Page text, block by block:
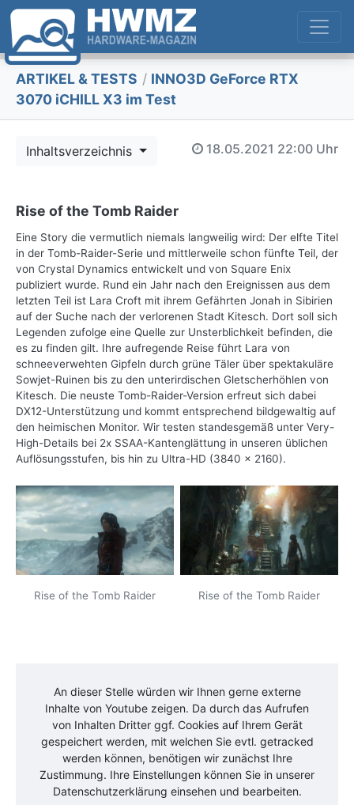
ARTIKEL & TESTS / INNO3D GeForce RTX
3070 iCHILL X3 im Test
Inhaltsverzeichnis 18.05.2021 22:00 Uhr
Rise of the Tomb Raider
Eine Story die vermutlich niemals langweilig wird: Der elfte Titel
in der Tomb-Raider-Serie und mittlerweile schon fünfte Teil, der
von Crystal Dynamics entwickelt und von Square Enix
publiziert wurde. Rund ein Jahr nach den Ereignissen aus dem
letzten Teil ist Lara Croft mit ihrem Gefährten Jonah in Sibirien
auf der Suche nach der verlorenen Stadt Kitesch. Dort soll sich
Legenden zufolge eine Quelle zur Unsterblichkeit befinden, die
es zu finden gilt. Ihre aufregende Reise führt Lara von
schneeverwehten Gipfeln durch grüne Täler über spektakuläre
Sowjet-Ruinen bis zu den unterirdischen Gletscherhöhlen von
Kitesch. Die neuste Tomb-Raider-Version erfreut sich dabei
DX12-Unterstützung und kommt entsprechend bildgewaltig auf
den heimischen Monitor. Wir testen standesgemäß unter Very-
High-Details bei 2x SSAA-Kantenglättung in unseren üblichen
Auflösungsstufen, bis hin zu Ultra-HD (3840 x 2160).
Rise of the Tomb Raider Rise of the Tomb Raider
An dieser Stelle würden wir Ihnen gerne externe
Inhalte von Youtube zeigen. Da durch das Aufrufen
von Inhalten Dritter ggf. Cookies auf Ihrem Gerät
gespeichert werden, mit welchen Sie evtl. getracked
werden können, benötigen wir zunächst Ihre
Zustimmung. Ihre Einstellungen können Sie in unserer
Datenschutzerklärung einsehen und bearbeiten.